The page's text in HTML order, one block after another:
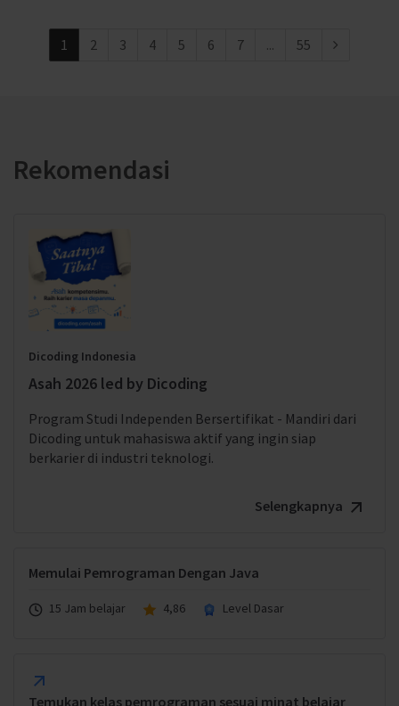
1 2 3 4 5 6 7 ... 55
Rekomendasi
Dicoding Indonesia
Asah 2026 led by Dicoding
Program Studi Independen Bersertifikat - Mandiri dari
Dicoding untuk mahasiswa aktif yang ingin siap
berkarier di industri teknologi.
Selengkapnya
Memulai Pemrograman Dengan Java
15 Jam belajar 4,86 Level Dasar
Temukan kelas pemrograman sesuai minat belajar